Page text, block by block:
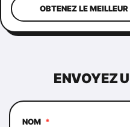
OBTENEZ LE
ENVOYEZ
NOM *